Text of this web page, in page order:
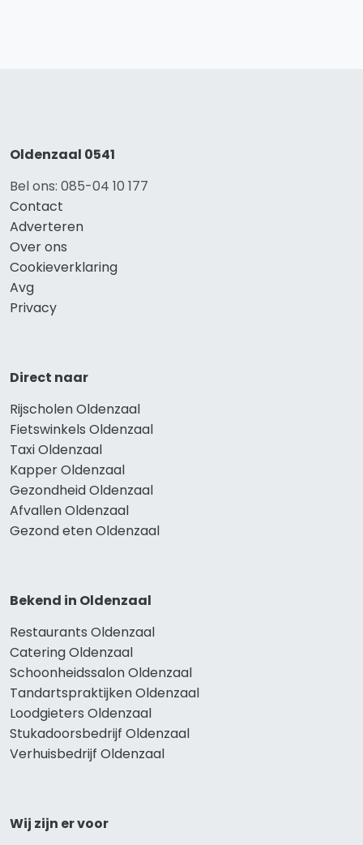
Oldenzaal 0541
Bel ons: 085-04 10 177
Contact
Adverteren
Over ons
Cookieverklaring
Avg
Privacy
Direct naar
Rijscholen Oldenzaal
Fietswinkels Oldenzaal
Taxi Oldenzaal
Kapper Oldenzaal
Gezondheid Oldenzaal
Afvallen Oldenzaal
Gezond eten Oldenzaal
Bekend in Oldenzaal
Restaurants Oldenzaal
Catering Oldenzaal
Schoonheidssalon Oldenzaal
Tandartspraktijken Oldenzaal
Loodgieters Oldenzaal
Stukadoorsbedrijf Oldenzaal
Verhuisbedrijf Oldenzaal
Wij zijn er voor